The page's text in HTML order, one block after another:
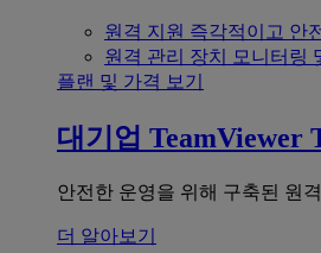
원격 지원 즉각적이고 안
원격 관리 장치 모니터링
플랜 및 가격 보기
대기업 TeamViewer
안전한 운영을 위해 구축된 원
더 알아보기